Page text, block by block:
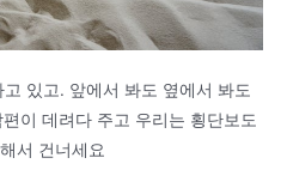
있고. 앞에서 봐도 옆에서 봐도
이 데려다 주고 우리는 횡단보도
서 건너세요